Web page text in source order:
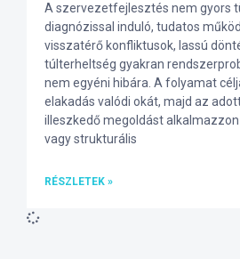
A szervezetfejlesztés nem gyors
diagnózissal induló, tudatos
visszatérő konfliktusok, lassú
túlterheltség gyakran
nem egyéni hibára. A folyamat
elakadás valódi okát, majd az
illeszkedő megoldást
vagy strukturális
RÉSZLETEK »